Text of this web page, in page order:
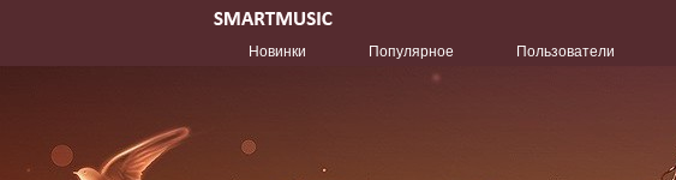
Новинки
Популярное Пользователи